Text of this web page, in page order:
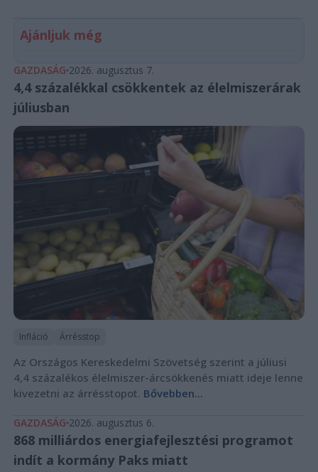
Ajánljuk még
GAZDASÁG 2026. augusztus 7.
4,4 százalékkal csökkentek az élelmiszerárak
júliusban
Infláció Árrésstop
Az Országos Kereskedelmi Szövetség szerint a júliusi
4,4 százalékos élelmiszer-árcsökkenés miatt ideje lenne
kivezetni az árrésstopot. Bővebben...
GAZDASÁG 2026. augusztus 6.
868 milliárdos energiafejlesztési programot
indít a kormány Paks miatt